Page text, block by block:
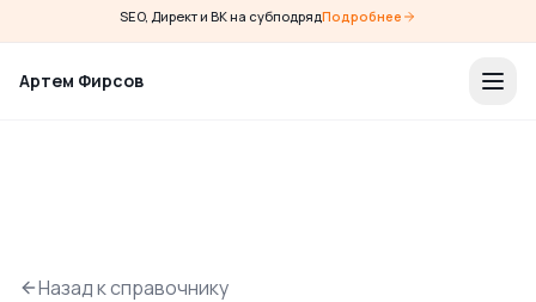
SEO, Директ и ВК на субподрядПодробнее
Артем Фирсов
Назад к справочнику